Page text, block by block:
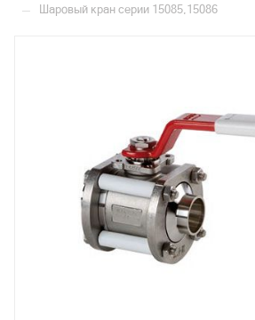
— Шаровый кран серии 15085,15086